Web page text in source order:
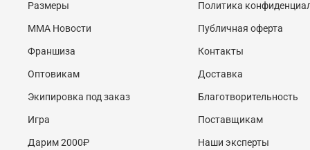
Размеры
MMA Новости
Франшиза
Оптовикам
Экипировка под заказ
Игра
Дарим 2000₽
Политика
Публичная оферта
Контакты
Доставка
Благотворительность
Поставщикам
Наши эксперты